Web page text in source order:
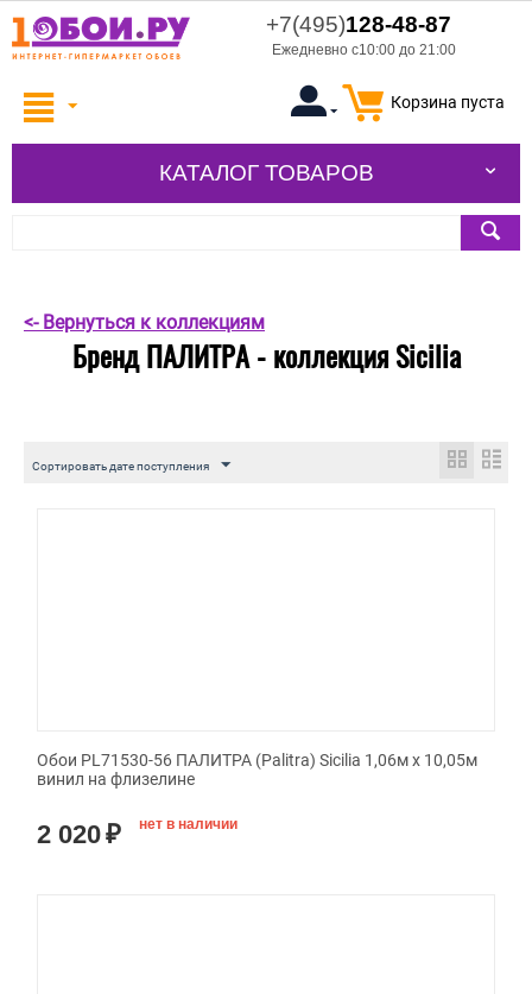
+7(495)128-48-87
Ежедневно с10:00 до 21:00
Корзина пуста
КАТАЛОГ ТОВАРОВ
<- Вернуться к коллекциям
Бренд ПАЛИТРА - коллекция Sicilia
Сортировать дате поступления
Обои PL71530-56 ПАЛИТРА (Palitra) Sicilia 1,06м х 10,05м
винил на флизелине
2 020₽ нет в наличии